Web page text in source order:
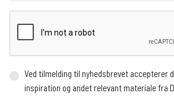
Ved tilmelding til nyhedsbrevet accepterer
inspiration og andet relevant materiale fra DinBilpartner. Din e-